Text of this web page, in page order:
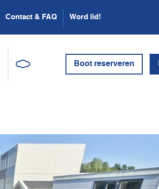
Contact & FAQ Word lid!
Boot reserveren